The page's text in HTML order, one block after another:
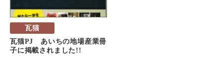
瓦猫
瓦猫PJ あいちの地場産業冊
子に掲載されました!!